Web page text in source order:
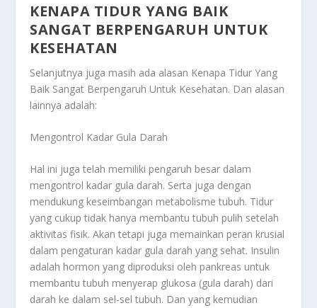
KENAPA TIDUR YANG BAIK
SANGAT BERPENGARUH UNTUK
KESEHATAN
Selanjutnya juga masih ada alasan Kenapa Tidur Yang
Baik Sangat Berpengaruh Untuk Kesehatan. Dan alasan
lainnya adalah:
Mengontrol Kadar Gula Darah
Hal ini juga telah memiliki pengaruh besar dalam
mengontrol kadar gula darah. Serta juga dengan
mendukung keseimbangan metabolisme tubuh. Tidur
yang cukup tidak hanya membantu tubuh pulih setelah
aktivitas fisik. Akan tetapi juga memainkan peran krusial
dalam pengaturan kadar gula darah yang sehat. Insulin
adalah hormon yang diproduksi oleh pankreas untuk
membantu tubuh menyerap glukosa (gula darah) dari
darah ke dalam sel-sel tubuh. Dan yang kemudian